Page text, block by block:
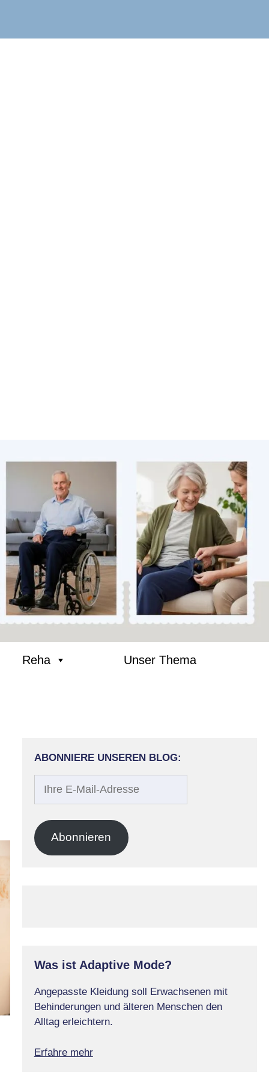
Reha Unser Thema
ABONNIERE UNSEREN BLOG:
Adresse
Abonnieren
Was ist Adaptive Mode?
Angepasste Kleidung soll Erwachsenen mit
Behinderungen und älteren Menschen den
Alltag erleichtern.
Erfahre mehr